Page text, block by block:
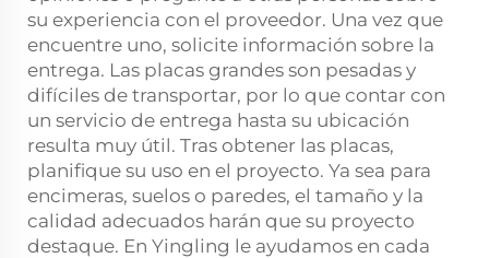
su experiencia con el proveedor. Una vez que
encuentre uno, solicite información sobre la
entrega. Las placas grandes son pesadas y
difíciles de transportar, por lo que contar con
un servicio de entrega hasta su ubicación
resulta muy útil. Tras obtener las placas,
planifique su uso en el proyecto. Ya sea para
encimeras, suelos o paredes, el tamaño y la
calidad adecuados harán que su proyecto
destaque. En Yingling le ayudamos en cada